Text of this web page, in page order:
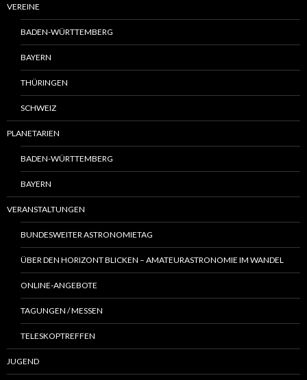
VEREINE
BADEN-WÜRTTEMBERG
BAYERN
THÜRINGEN
SCHWEIZ
PLANETARIEN
BADEN-WÜRTTEMBERG
BAYERN
VERANSTALTUNGEN
BUNDESWEITER ASTRONOMIETAG
ÜBER DEN HORIZONT BLICKEN – AMATEURASTRONOMIE IM WANDEL
ONLINE-ANGEBOTE
TAGUNGEN / MESSEN
TELESKOPTREFFEN
JUGEND